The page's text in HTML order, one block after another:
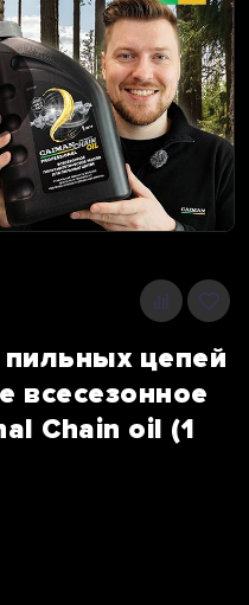
цепей
всесезонное
Chain oil (1